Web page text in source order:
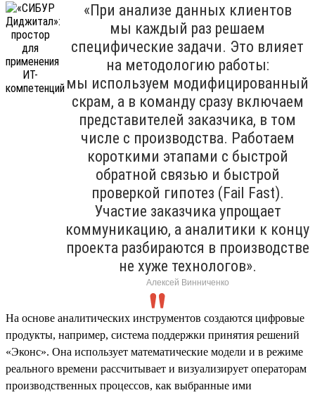
«При анализе данных клиентов
мы каждый раз решаем
специфические задачи. Это влияет
на методологию работы:
мы используем модифицированный
скрам, а в команду сразу включаем
представителей заказчика, в том
числе с производства. Работаем
короткими этапами с быстрой
обратной связью и быстрой
проверкой гипотез (Fail Fast).
Участие заказчика упрощает
коммуникацию, а аналитики к концу
проекта разбираются в производстве
не хуже технологов».
Алексей Винниченко
На основе аналитических инструментов создаются цифровые
продукты, например, система поддержки принятия решений
«Эконс». Она использует математические модели и в режиме
реального времени рассчитывает и визуализирует операторам
производственных процессов, как выбранные ими